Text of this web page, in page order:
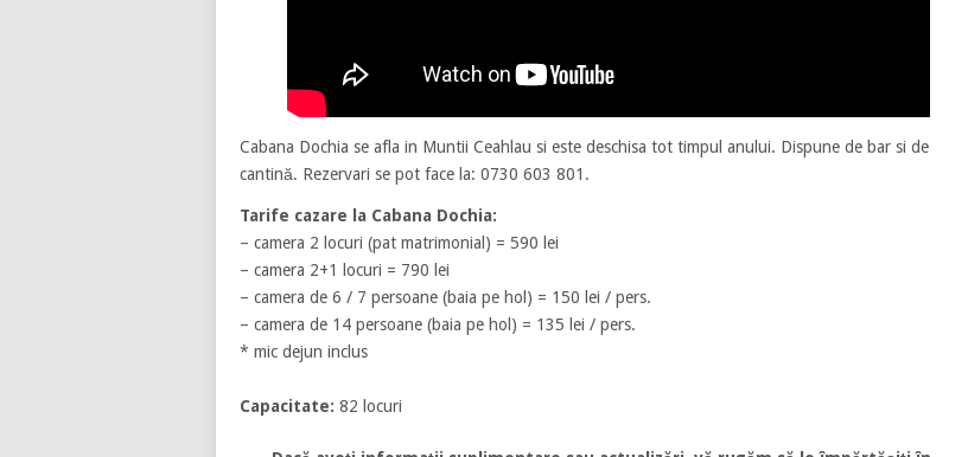
Cabana Dochia se afla in Muntii Ceahlau si este deschisa tot timpul anului. Dispune de bar si de
cantină. Rezervari se pot face la: 0730 603 801.
Tarife cazare la Cabana Dochia:
– camera 2 locuri (pat matrimonial) = 590 lei
– camera 2+1 locuri = 790 lei
– camera de 6 / 7 persoane (baia pe hol) = 150 lei / pers.
– camera de 14 persoane (baia pe hol) = 135 lei / pers.
* mic dejun inclus
Capacitate: 82 locuri